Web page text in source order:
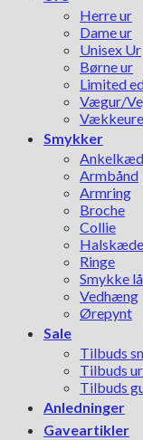
Herre ur
Dame ur
Unisex Ur
Børne ur
Limited
Vægur/
Smykker
Armbånd
Armring
Broche
Collie
Halskæde
Ringe
Smykke
Vedhæng
Ørepynt
Sale
Tilbuds
Tilbuds
Tilbuds
Anledninger
Gaveartikler